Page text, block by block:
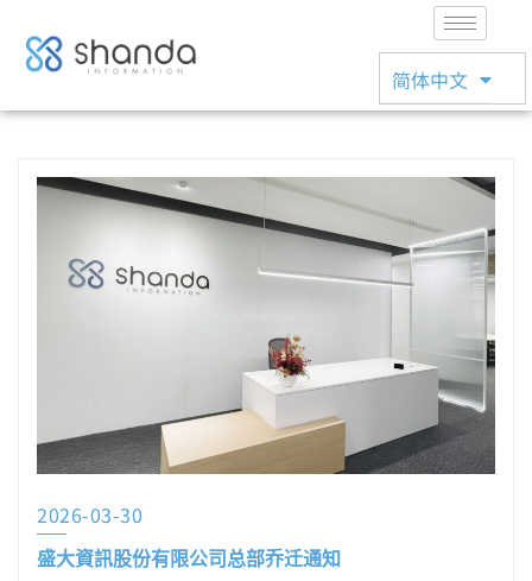
简体中文
English
日本語
2026-03-30
盛大資訊股份有限公司总部乔迁通知